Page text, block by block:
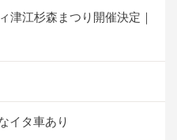
津江杉森まつり開催決定｜
イタ車あり